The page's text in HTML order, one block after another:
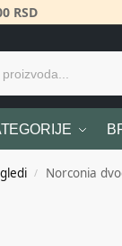
RSD
/ Norconia